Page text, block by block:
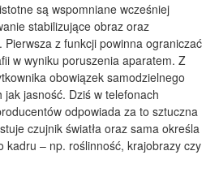
są wspomniane wcześniej
stabilizujące obraz oraz
z funkcji powinna ograniczać
w wyniku poruszenia aparatem. Z
obowiązek samodzielnego
jasność. Dziś w telefonach
odpowiada za to sztuczna
czujnik światła oraz sama określa
kadru – np. roślinność, krajobrazy czy